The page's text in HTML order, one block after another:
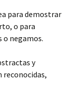
para demostrar
o para
o negamos.
y
reconocidas,